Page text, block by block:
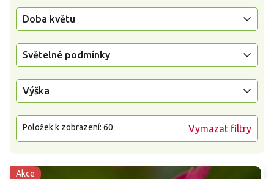
Doba květu
Světelné podmínky
Výška
Vymazat filtry
Položek k zobrazení: 60
Akce